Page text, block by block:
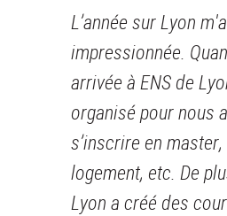
L’année sur Lyon m'a
impressionnée.
arrivée à ENS de
organisé pour nous
s’inscrire en
logement, etc. De
Lyon a créé des